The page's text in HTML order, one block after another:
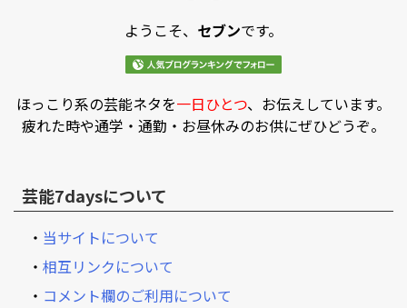
ようこそ、 セブンです。
ほっこり系の芸能ネタを一日ひとつ、お伝えしています。
疲れた時や通学・通勤・お昼休みのお供にぜひどうぞ。
芸能7daysについて
・ 当サイトについて
・ 相互リンクについて
・ コメント欄のご利用について